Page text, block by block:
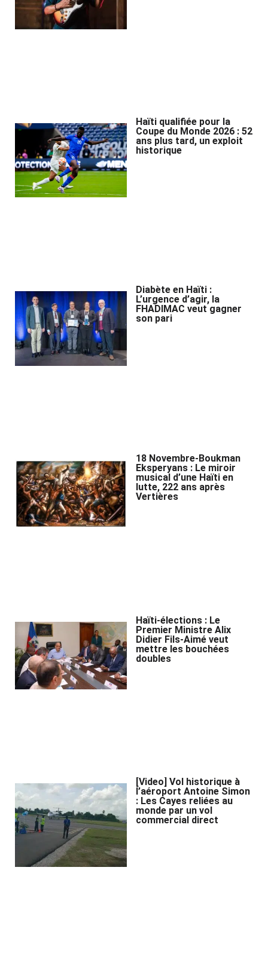
Haïti qualifiée pour la
Coupe du Monde 2026 : 52
ans plus tard, un exploit
historique
Diabète en Haïti :
L’urgence d’agir, la
FHADIMAC veut gagner
son pari
18 Novembre-Boukman
Eksperyans : Le miroir
musical d’une Haïti en
lutte, 222 ans après
Vertières
Haïti-élections : Le
Premier Ministre Alix
Didier Fils-Aimé veut
mettre les bouchées
doubles
[Video] Vol historique à
l’aéroport Antoine Simon
: Les Cayes reliées au
monde par un vol
commercial direct